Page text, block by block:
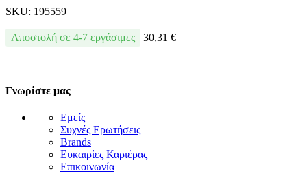
SKU: 195559
Αποστολή σε 4-7 εργάσιμες 30,31 €
Γνωρίστε μας
Εμείς
Συχνές Ερωτήσεις
Brands
Ευκαιρίες Καριέρας
Επικοινωνία